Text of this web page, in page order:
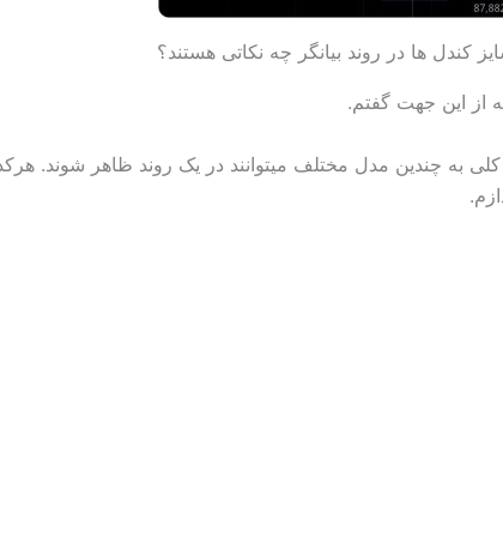
کندل ها در روند بیانگر چه نکاتی هستند؟
از این جهت گفتم.
چندین مدل مختلف میتوانند در یک روند ظاهر شوند.